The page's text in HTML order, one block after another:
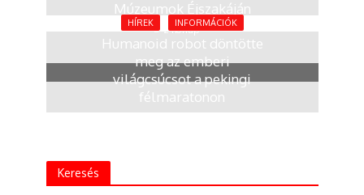
Múzeumok Éjszakáján
2 hónap
HÍREK INFORMÁCIÓK
Humanoid robot döntötte
meg az emberi
világcsúcsot a pekingi
félmaratonon
Keresés